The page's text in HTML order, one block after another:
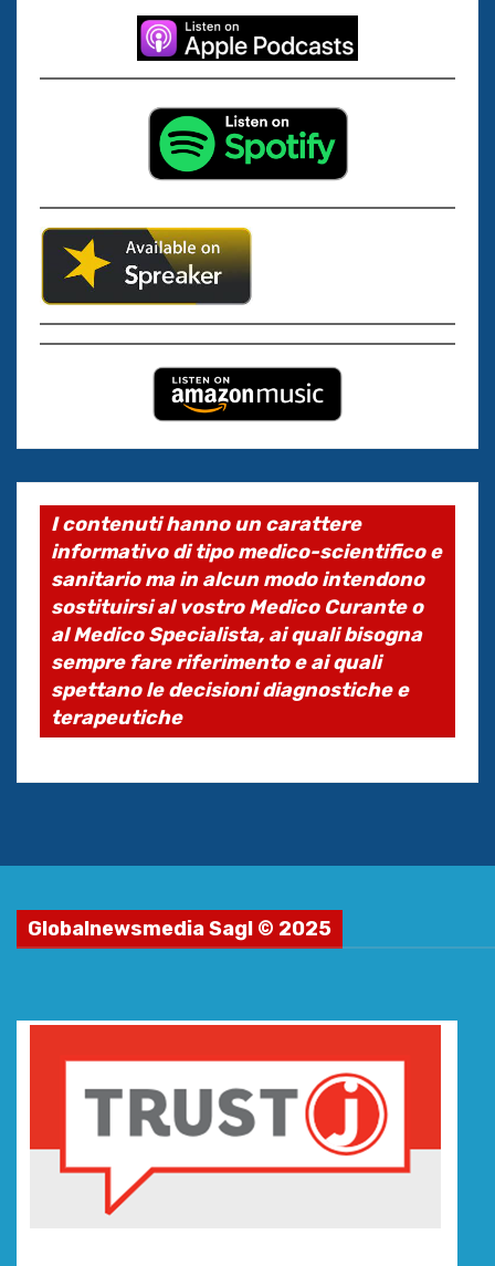
I contenuti hanno un carattere
informativo di tipo medico-scientifico e
sanitario ma in alcun modo intendono
sostituirsi al vostro Medico Curante o
al Medico Specialista, ai quali bisogna
sempre fare riferimento e ai quali
spettano le decisioni diagnostiche e
terapeutiche
Globalnewsmedia Sagl © 2025